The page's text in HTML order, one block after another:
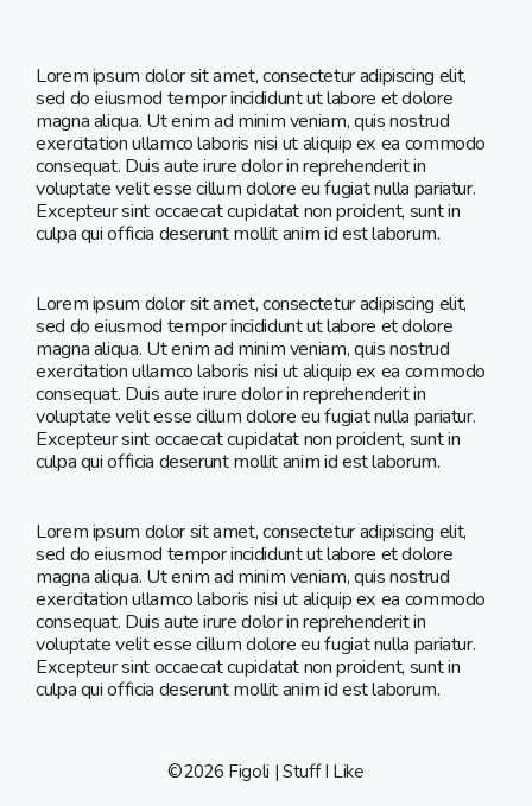
Lorem ipsum dolor sit amet, consectetur adipiscing elit,
sed do eiusmod tempor incididunt ut labore et dolore
magna aliqua. Ut enim ad minim veniam, quis nostrud
exercitation ullamco laboris nisi ut aliquip ex ea commodo
consequat. Duis aute irure dolor in reprehenderit in
voluptate velit esse cillum dolore eu fugiat nulla pariatur.
Excepteur sint occaecat cupidatat non proident, sunt in
culpa qui officia deserunt mollit anim id est laborum.
Lorem ipsum dolor sit amet, consectetur adipiscing elit,
sed do eiusmod tempor incididunt ut labore et dolore
magna aliqua. Ut enim ad minim veniam, quis nostrud
exercitation ullamco laboris nisi ut aliquip ex ea commodo
consequat. Duis aute irure dolor in reprehenderit in
voluptate velit esse cillum dolore eu fugiat nulla pariatur.
Excepteur sint occaecat cupidatat non proident, sunt in
culpa qui officia deserunt mollit anim id est laborum.
Lorem ipsum dolor sit amet, consectetur adipiscing elit,
sed do eiusmod tempor incididunt ut labore et dolore
magna aliqua. Ut enim ad minim veniam, quis nostrud
exercitation ullamco laboris nisi ut aliquip ex ea commodo
consequat. Duis aute irure dolor in reprehenderit in
voluptate velit esse cillum dolore eu fugiat nulla pariatur.
Excepteur sint occaecat cupidatat non proident, sunt in
culpa qui officia deserunt mollit anim id est laborum.
©2026 Figoli | Stuff I Like